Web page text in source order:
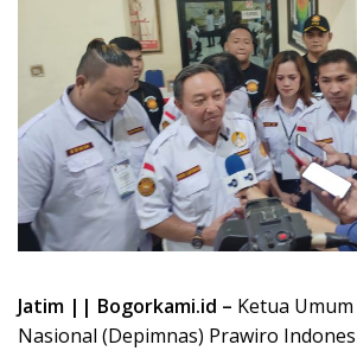
Jatim || Bogorkami.id – Ketua
Nasional (Depimnas) Prawiro